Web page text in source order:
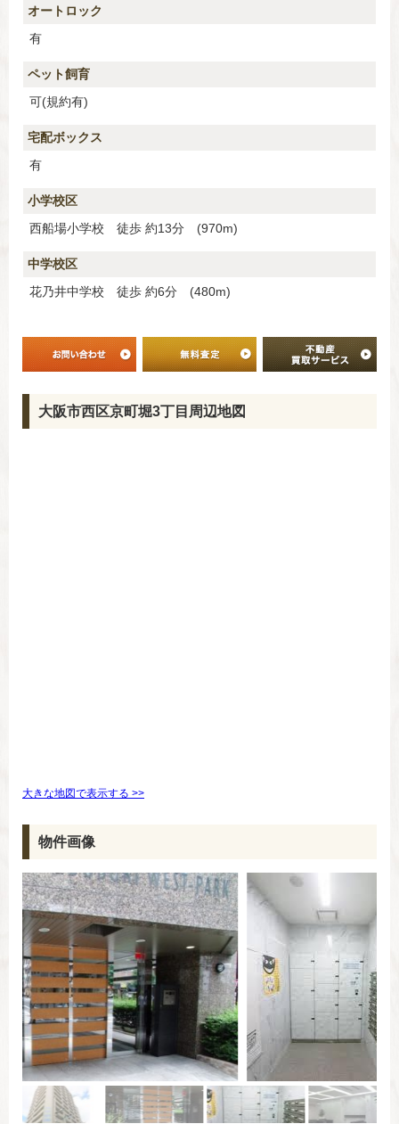
オートロック
有
ペット飼育
可(規約有)
宅配ボックス
有
小学校区
西船場小学校 徒歩 約13分 (970m)
中学校区
花乃井中学校 徒歩 約6分 (480m)
大阪市西区京町堀3丁目周辺地図
大きな地図で表示する >>
物件画像